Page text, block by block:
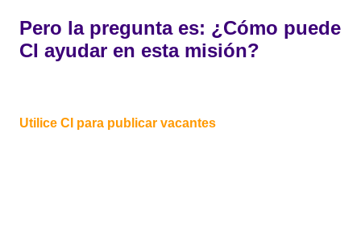
Pero la pregunta es: ¿Cómo puede
CI ayudar en esta misión?
Utilice CI para publicar vacantes